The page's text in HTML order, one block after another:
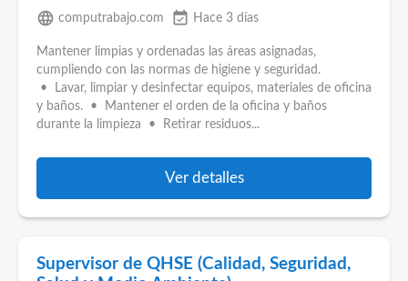
language computrabajo.com event_available Hace 3 días
Mantener limpias y ordenadas las áreas asignadas,
cumpliendo con las normas de higiene y seguridad.
• Lavar, limpiar y desinfectar equipos, materiales de oficina
y baños. • Mantener el orden de la oficina y baños
durante la limpieza • Retirar residuos...
Ver detalles
Supervisor de QHSE (Calidad, Seguridad,